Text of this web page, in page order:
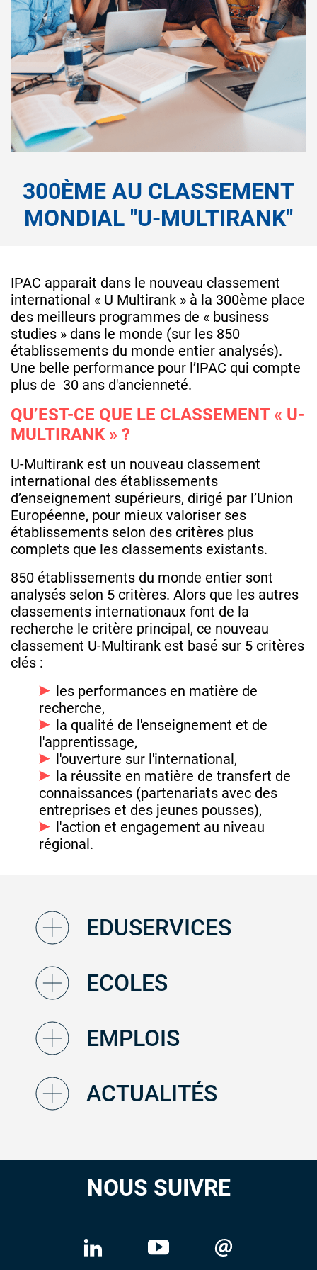
300ÈME AU CLASSEMENT
MONDIAL "U-MULTIRANK"
IPAC apparait dans le nouveau classement
international « U Multirank » à la 300ème place
des meilleurs programmes de « business
studies » dans le monde (sur les 850
établissements du monde entier analysés).
Une belle performance pour l’IPAC qui compte
plus de 30 ans d'ancienneté.
QU’EST-CE QUE LE CLASSEMENT « U-
MULTIRANK » ?
U-Multirank est un nouveau classement
international des établissements
d’enseignement supérieurs, dirigé par l’Union
Européenne, pour mieux valoriser ses
établissements selon des critères plus
complets que les classements existants.
850 établissements du monde entier sont
analysés selon 5 critères. Alors que les autres
classements internationaux font de la
recherche le critère principal, ce nouveau
classement U-Multirank est basé sur 5 critères
clés :
les performances en matière de
recherche,
la qualité de l'enseignement et de
l'apprentissage,
l'ouverture sur l'international,
la réussite en matière de transfert de
connaissances (partenariats avec des
entreprises et des jeunes pousses),
l'action et engagement au niveau
régional.
EDUSERVICES
ECOLES
EMPLOIS
ACTUALITÉS
NOUS SUIVRE